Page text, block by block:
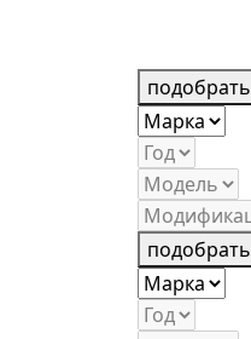
подобрать
подобрать